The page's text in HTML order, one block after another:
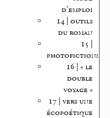
d’emploi
14 | outils
du roman
15 |
photofictions
16 | « le
double
voyage »
17 | vers une
écopoétique